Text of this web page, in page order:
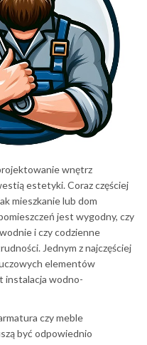
wnętrz
estetyki. Coraz częściej
mieszkanie lub dom
jest wygodny, czy
i czy codzienne
Jednym z najczęściej
elementów
instalacja wodno-
czy meble
być odpowiednio